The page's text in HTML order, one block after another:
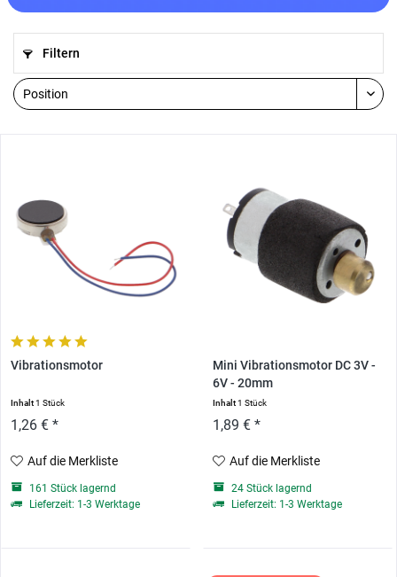
Filtern
Vibrationsmotor
Inhalt1 Stück
1,26 € *
Auf die Merkliste
161 Stück lagernd
Lieferzeit: 1-3 Werktage
Mini Vibrationsmotor DC 3V -
6V - 20mm
Inhalt1 Stück
1,89 € *
Auf die Merkliste
24 Stück lagernd
Lieferzeit: 1-3 Werktage